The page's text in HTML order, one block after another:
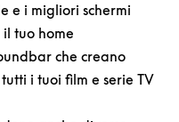
e i migliori schermi
tuo home
che creano
i tuoi film e serie TV